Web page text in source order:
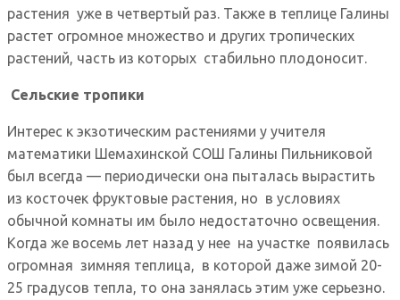
растения уже в четвертый раз. Также в теплице Галины
растет огромное множество и других тропических
растений, часть из которых стабильно плодоносит.
Сельские тропики
Интерес к экзотическим растениями у учителя
математики Шемахинской СОШ Галины Пильниковой
был всегда — периодически она пыталась вырастить
из косточек фруктовые растения, но в условиях
обычной комнаты им было недостаточно освещения.
Когда же восемь лет назад у нее на участке появилась
огромная зимняя теплица, в которой даже зимой 20-
25 градусов тепла, то она занялась этим уже серьезно.